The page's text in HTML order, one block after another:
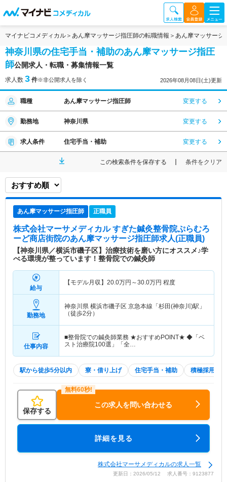
マイナビコメディカル あん摩マッサージ指圧師の転職情報 あん摩マッサージ
神奈川県の住宅手当・補助のあん摩マッサージ指圧
師公開求人・転職・募集情報一覧
求人数 3 件※非公開求人を除く 2026年08月08日(土)更新
職種 あん摩マッサージ指圧師 変更する
勤務地 神奈川県 変更する
求人条件 住宅手当・補助 変更する
この検索条件を保存する 条件をクリア
あん摩マッサージ指圧師 正職員
株式会社マーサメディカル すぎた鍼灸整骨院ぷらむろ
ーど商店街院のあん摩マッサージ指圧師求人(正職員)
【神奈川県／横浜市磯子区】治療技術を磨い方にオススメ♪学
べる環境が整っています！整骨院での鍼灸師
給与
【モデル月収】 20.0万円～30.0万円 程度
勤務地
神奈川県 横浜市磯子区 京急本線「杉田(神奈川)駅」
（徒歩2分）
仕事内容
■整骨院での鍼灸師業務 ★おすすめPOINT★ ◆「ベ
スト治療院100選」「全…
駅から徒歩5分以内 寮・借り上げ 住宅手当・補助 積極採用中
保存する
この求人を問い合わせる
詳細を見る
株式会社マーサメディカルの求人一覧
更新日：2026/05/12 求人番号：9123877